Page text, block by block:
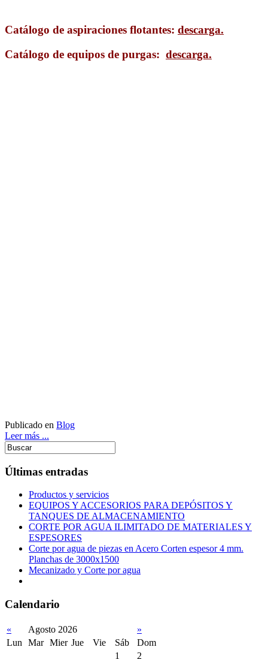
Catálogo de aspiraciones flotantes: descarga.
Catálogo de equipos de purgas: descarga.
Publicado en Blog
Leer más ...
Últimas entradas
Productos y servicios
EQUIPOS Y ACCESORIOS PARA DEPÓSITOS Y
TANQUES DE ALMACENAMIENTO
CORTE POR AGUA ILIMITADO DE MATERIALES Y
ESPESORES
Corte por agua de piezas en Acero Corten espesor 4 mm.
Planchas de 3000x1500
Mecanizado y Corte por agua
Calendario
« Agosto 2026
»
Lun
Mar Mier Jue Vie Sáb
Dom
1
2